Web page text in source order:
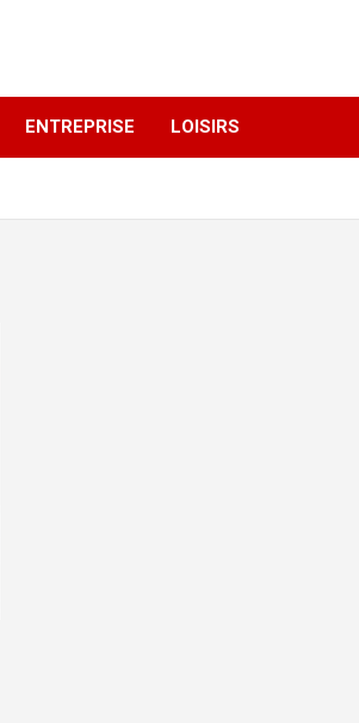
ENTREPRISE LOISIRS